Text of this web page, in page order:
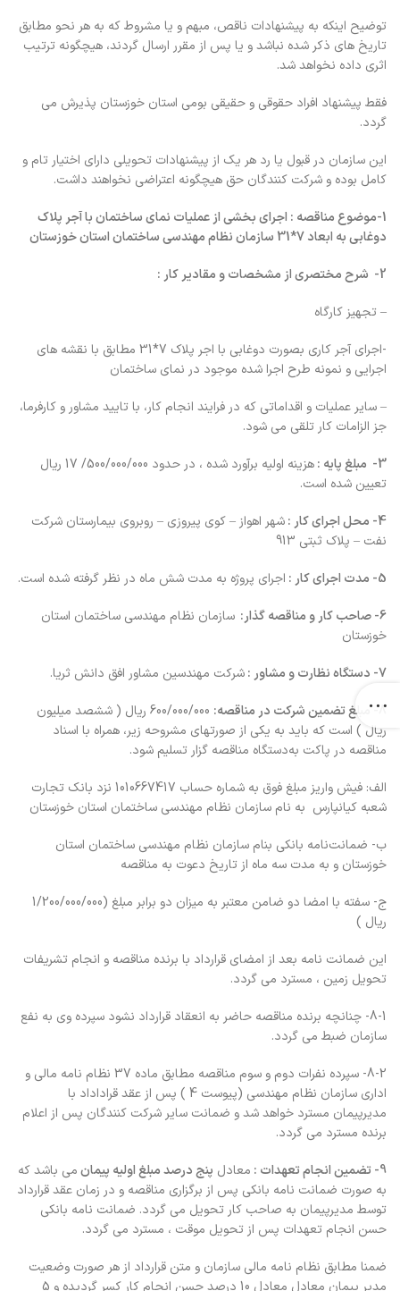
توضیح اینکه به پیشنهادات ناقص، مبهم و یا مشروط که به هر نحو مطابق
تاریخ های ذکر شده نباشد و یا پس از مقرر ارسال گردند، هیچگونه ترتیب
اثری داده نخواهد شد.
فقط پیشنهاد افراد حقوقی و حقیقی بومی استان خوزستان پذیرش می
گردد.
این سازمان در قبول یا رد هر یک از پیشنهادات تحویلی دارای اختیار تام و
کامل بوده و شرکت کنندگان حق هیچگونه اعتراضی نخواهند داشت.
1-موضوع‌
مناقصه ‌: اجرای بخشی از عملیات نمای ساختمان با آجر پلاک
دوغابی به ابعاد 7*31 سازمان نظام مهندسی ساختمان استان خوزستان
2- شرح‌ مختصري‌ از مشخصات‌ و مقادير كار :
– تجهیز کارگاه
-اجرای آجر کاری بصورت دوغابی با اجر پلاک 7*31 مطابق با نقشه های
اجرایی و نمونه طرح اجرا شده موجود در نمای ساختمان
– سایر عملیات و اقداماتی که در فرایند انجام کار، با تایید مشاور و کارفرما،
جز الزامات کار تلقی می شود.
3- مبلغ پایه :
هزینه اولیه برآورد شده ، در حدود 500/000/000/ 17 ریال
تعیین شده است.
4- محل‌ اجراي‌ كار :
شهر اهواز – کوی پیروزی – روبروی بیمارستان شرکت
نفت – پلاک ثبتی 913
5- مدت‌ اجراي‌ كار :
اجرای پروژه به مدت شش ماه در نظر گرفته شده است.
6- صاحب کار و مناقصه‌ گذار:
سازمان نظام مهندسی ساختمان استان
خوزستان
7- دستگاه‌ نظارت‌ و مشاور :
شرکت مهندسین مشاور افق دانش ثریا.
8- مبلغ‌ تضمين‌ شركت‌ در مناقصه:
600/000/000 ریال ( ششصد میلیون
ریال ) است‌ كه‌ بايد به‌ يكي‌ از صورتهاي‌ مشروحه‌ زير، همراه‌ با اسناد
مناقصه‌ در پاكت‌ به‌دستگاه‌ مناقصه‌ گزار تسليم‌ شود.
الف: فیش واریز مبلغ فوق به شماره حساب 1010667417 نزد بانک تجارت
شعبه کیانپارس به نام سازمان نظام مهندسی ساختمان استان خوزستان
ب- ضمانت‌نامه بانکی بنام سازمان نظام مهندسی ساختمان استان
خوزستان و به مدت سه ماه از تاریخ دعوت به مناقصه
ج- سفته با امضا دو ضامن معتبر به میزان دو برابر مبلغ (1/200/000/000
ریال )
این ضمانت نامه بعد از امضای قرارداد با برنده مناقصه و انجام تشریفات
تحویل زمین ، مسترد می گردد.
8-1- چنانچه برنده مناقصه حاضر به انعقاد قرارداد نشود سپرده وی به نفع
سازمان ضبط می گردد.
8-2- سپرده نفرات دوم و سوم مناقصه مطابق ماده 37 نظام نامه مالی و
اداری سازمان نظام مهندسی (پیوست 4 ) پس از عقد قراداداد با
مدیرپیمان مسترد خواهد شد و ضمانت سایر شرکت کنندگان پس از اعلام
برنده مسترد می گردد.
9- تضمین انجام تعهدات :
معادل پنج درصد مبلغ اولیه پیمانمی باشد که
به صورت ضمانت نامه بانکی پس از برگزاری مناقصه و در زمان عقد قرارداد
توسط مدیرپیمان به صاحب کار تحویل می گردد. ضمانت نامه بانکی
حسن انجام تعهدات پس از تحويل موقت ، مسترد مي گردد.
ضمنا مطابق نظام نامه مالی سازمان و متن قرارداد از هر صورت وضعیت
مدیر پیمان معادل معادل 10 درصد حسن انجام کار کسر گردیده و 5